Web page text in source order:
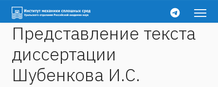
Представление текста
диссертации
Шубенкова И.С.